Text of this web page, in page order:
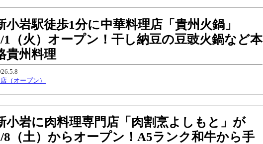
小岩駅徒歩1分に中華料理店「貴州火鍋」
1（火）オープン！干し納豆の豆豉火鍋など本
貴州料理
（オープン）
小岩に肉料理専門店「肉割烹よしもと」が
8（土）からオープン！A5ランク和牛から手